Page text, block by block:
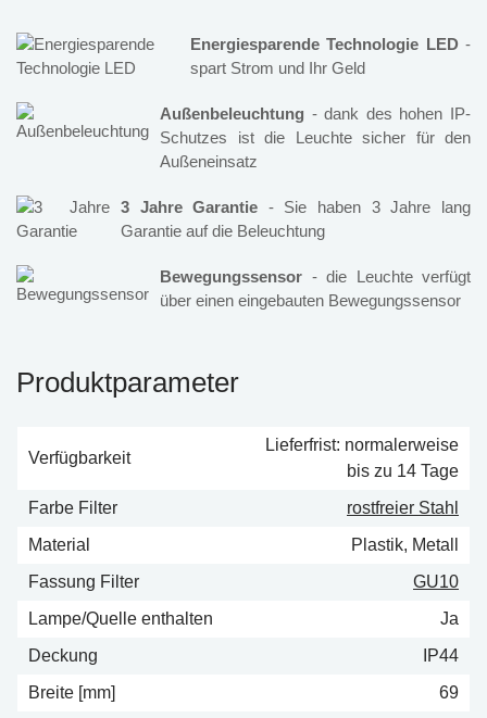
Energiesparende Technologie LED-
spart Strom und Ihr Geld
Außenbeleuchtung - dank des hohen IP-
Schutzes ist die Leuchte sicher für den
Außeneinsatz
3 Jahre Garantie - Sie haben 3 Jahre lang
Garantie auf die Beleuchtung
Bewegungssensor - die Leuchte verfügt
über einen eingebauten Bewegungssensor
Produktparameter
Verfügbarkeit
Lieferfrist: normalerweise
bis zu 14 Tage
Farbe Filter
rostfreier Stahl
Material
Plastik, Metall
Fassung Filter
GU10
Lampe/Quelle enthalten
Ja
Deckung
IP44
Breite [mm]
69